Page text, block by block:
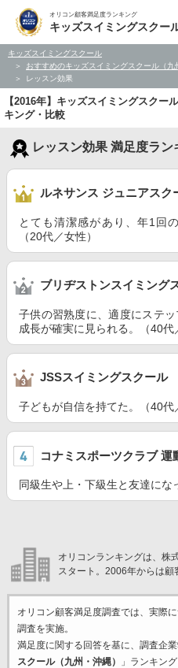
オリコン顧客満足度ランキング
キッズスイミングスクー
キッズスイミングスクール
おすすめのキッズスイミングスクール（
レッスン効果
【2016年】キッズスイミングスクー
キング・比較
レッスン効果 満足度ラン
ルネサンス ジュニアスク
とても清潔感があり、年1回
（20代／女性）
ブリヂストンスイミング
子供の習熟度に、適度にステ
成長が確実に見られる。（40代
JSSスイミングスクール
子どもが自信を持てた。（40代
コナミスポーツクラブ 運
同級生や上・下級生と友達にな
オリコンランキングは、株
スタート。2006年からは顧
オリコン顧客満足度調査では、実際
調査を実施。
満足度に関する回答を基に、調査企業
スクール（九州・沖縄）
」ランキン